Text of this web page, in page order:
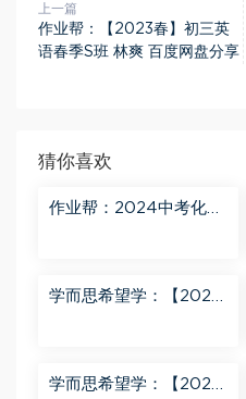
上一篇
作业帮：【2023春】初三英
语春季S班 林爽 百度网盘分享
猜你喜欢
作业帮：2024中考化学
学而思希望学：【2024
学而思希望学：【2024